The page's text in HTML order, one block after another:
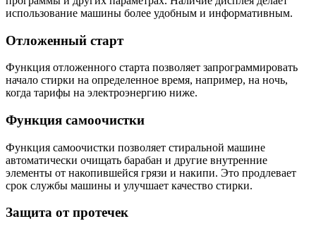
использование машины более удобным и информативным.
Отложенный старт
Функция отложенного старта позволяет запрограммировать
начало стирки на определенное время, например, на ночь,
когда тарифы на электроэнергию ниже.
Функция самоочистки
Функция самоочистки позволяет стиральной машине
автоматически очищать барабан и другие внутренние
элементы от накопившейся грязи и накипи. Это продлевает
срок службы машины и улучшает качество стирки.
Защита от протечек